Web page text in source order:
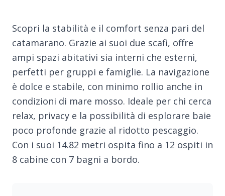
Scopri la stabilità e il comfort senza pari del
catamarano. Grazie ai suoi due scafi, offre
ampi spazi abitativi sia interni che esterni,
perfetti per gruppi e famiglie. La navigazione
è dolce e stabile, con minimo rollio anche in
condizioni di mare mosso. Ideale per chi cerca
relax, privacy e la possibilità di esplorare baie
poco profonde grazie al ridotto pescaggio.
Con i suoi 14.82 metri ospita fino a 12 ospiti in
8 cabine con 7 bagni a bordo.